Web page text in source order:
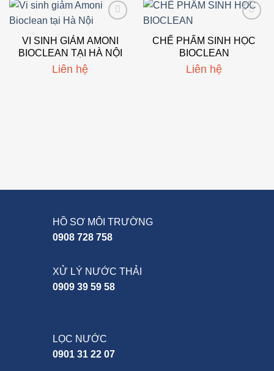
wishlist
VI SINH GIẢM AMONI
BIOCLEAN TẠI HÀ NỘI
Liên hệ
wishlist
CHẾ PHẨM SINH HỌC
BIOCLEAN
Liên hệ
HỒ SƠ MÔI TRƯỜNG
0908 728 758
XỬ LÝ NƯỚC THẢI
0909 39 59 58
LỌC NƯỚC
0901 31 22 07